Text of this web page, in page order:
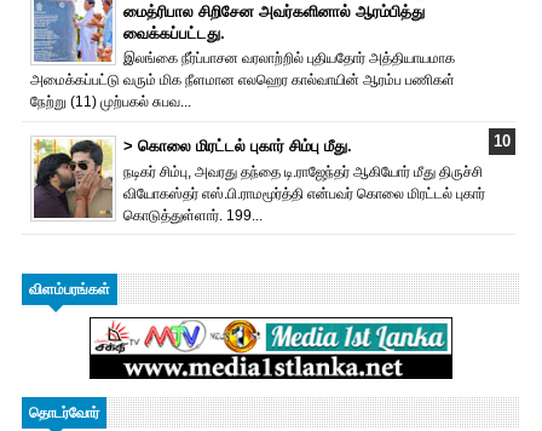
மைத்ரிபால சிறிசேன அவர்களினால் ஆரம்பித்து
வைக்கப்பட்டது.
இலங்கை நீர்ப்பாசன வரலாற்றில் புதியதோர் அத்தியாயமாக
அமைக்கப்பட்டு வரும் மிக நீளமான எலஹெர கால்வாயின் ஆரம்ப பணிகள்
நேற்று (11) முற்பகல் சுபவ...
> கொலை மிரட்டல் புகார் சிம்பு மீது.
நடிகர் சிம்பு, அவரது தந்தை டி.ராஜேந்தர் ஆகியோர் மீது திருச்சி
வியோகஸ்தர் எஸ்.பி.ராமமூர்த்தி என்பவர் கொலை மிரட்டல் புகார்
கொடுத்துள்ளார். 199...
விளம்பரங்கள்
தொடர்வோர்